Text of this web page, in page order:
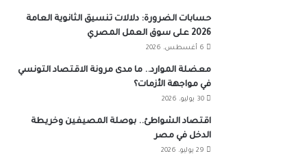
حسابات الضرورة: دلالات تنسيق الثانوية العامة
2026 على سوق العمل المصري
6 أغسطس، 2026
معضلة الموارد.. ما مدى مرونة الاقتصاد التونسي
في مواجهة الأزمات؟
30 يوليو، 2026
اقتصاد الشواطئ.. بوصلة المصيفين وخريطة
الدخل في مصر
29 يوليو، 2026